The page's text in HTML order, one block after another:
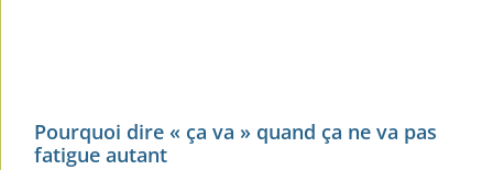
Pourquoi dire « ça va » quand ça ne va pas
fatigue autant